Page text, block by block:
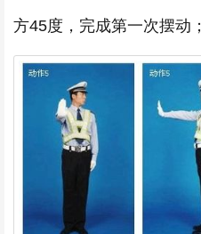
方45度，完成第一次摆动；